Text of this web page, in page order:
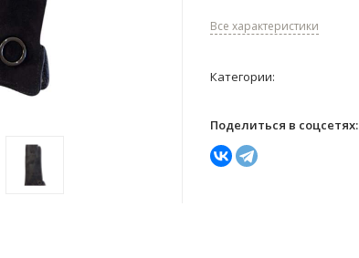
Все характеристики
Категории:
Поделиться в соцсетях: